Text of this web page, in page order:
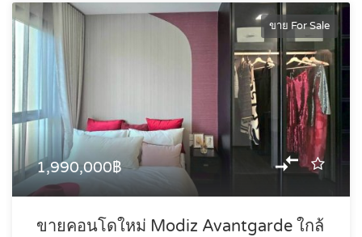
ขาย For Sale
1,990,000฿
ขายคอนโดใหม่ Modiz Avantgarde ใกล้